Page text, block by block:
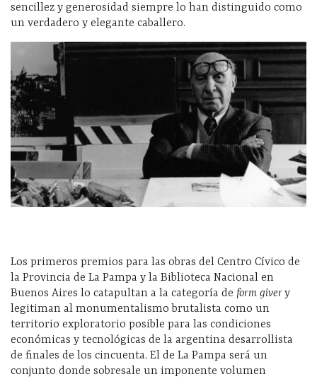
sencillez y generosidad siempre lo han distinguido como
un verdadero y elegante caballero.
Los primeros premios para las obras del Centro Cívico de
la Provincia de La Pampa y la Biblioteca Nacional en
Buenos Aires lo catapultan a la categoría de form givery
legitiman al monumentalismo brutalista como un
territorio exploratorio posible para las condiciones
económicas y tecnológicas de la argentina desarrollista
de finales de los cincuenta. El de La Pampa será un
conjunto donde sobresale un imponente volumen